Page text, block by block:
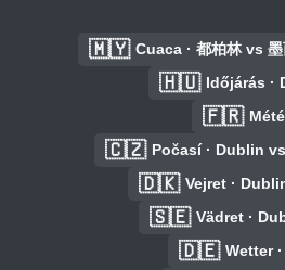
🇲🇾 Cuaca · 都柏林 vs
🇭🇺 Időjárás ·
🇫🇷
🇨🇿 Počasí · Dublin
🇩🇰 Vejret ·
🇸🇪 Vädret ·
🇩🇪 Wetter